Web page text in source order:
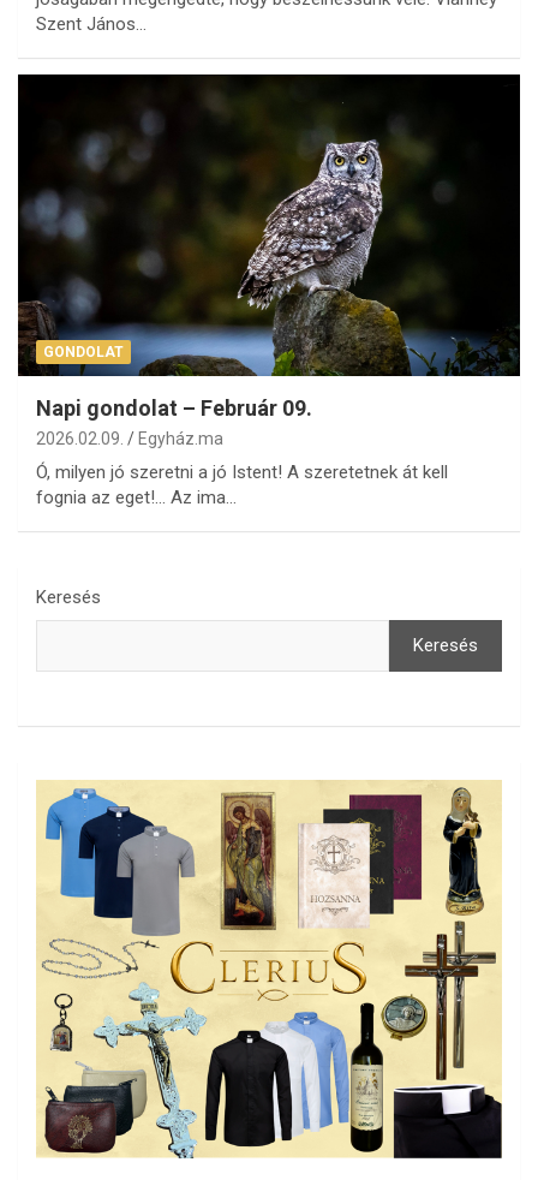
Szent János…
GONDOLAT
Napi gondolat – Február 09.
2026.02.09. Egyház.ma
Ó, milyen jó szeretni a jó Istent! A szeretetnek át kell
fognia az eget!… Az ima…
Keresés
Keresés